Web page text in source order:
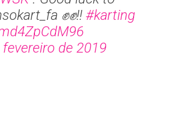
✊️✊️!! #karting
de 2019